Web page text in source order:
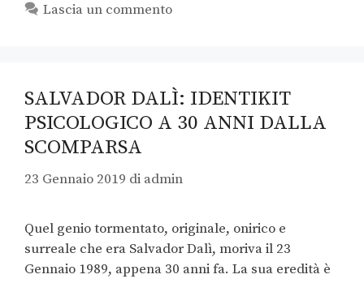
Lascia un commento
SALVADOR DALÌ: IDENTIKIT
PSICOLOGICO A 30 ANNI DALLA
SCOMPARSA
23 Gennaio 2019 di admin
Quel genio tormentato, originale, onirico e
surreale che era Salvador Dalì, moriva il 23
Gennaio 1989, appena 30 anni fa. La sua eredità è